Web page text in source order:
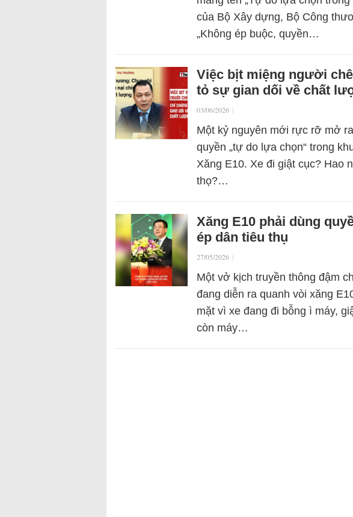
của Bộ Xây dựng, Bộ Công
„Không ép buộc, quyền…
Việc bịt miệng người
tỏ sự gian dối về chất
03/06/2026 |
Một kỷ nguyên mới rực rỡ mở
quyền „tự do lựa chọn“ trong
Xăng E10. Xe đi giật cục? Hao
thọ?…
Xăng E10 phải dùng
ép dân tiêu thụ
27/05/2026 |
Một vở kịch truyền thông đậm
đang diễn ra quanh vòi xăng
mặt vì xe đang đi bỗng ì máy,
còn máy…